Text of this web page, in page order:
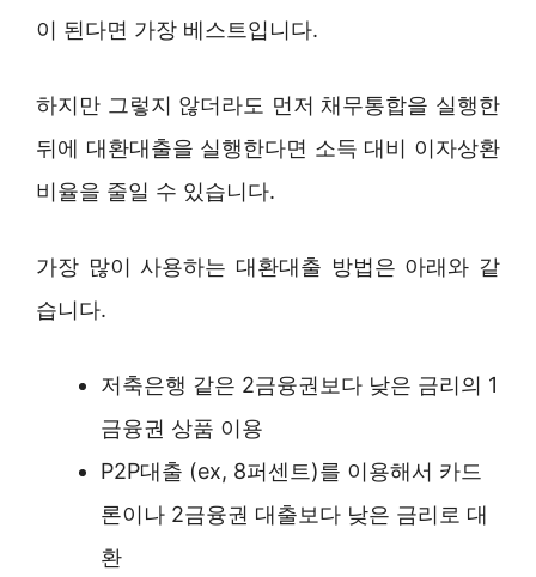
이 된다면 가장 베스트입니다.
하지만 그렇지 않더라도 먼저 채무통합을 실행한
뒤에 대환대출을 실행한다면 소득 대비 이자상환
비율을 줄일 수 있습니다.
가장 많이 사용하는 대환대출 방법은 아래와 같
습니다.
저축은행 같은 2금융권보다 낮은 금리의 1
금융권 상품 이용
P2P대출 (ex, 8퍼센트)를 이용해서 카드
론이나 2금융권 대출보다 낮은 금리로 대
환